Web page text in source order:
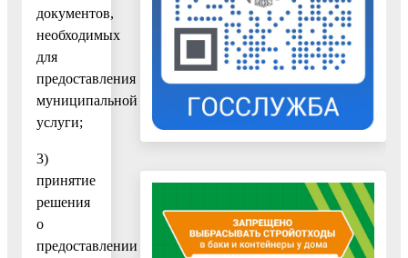
документов,
необходимых
для
предоставления
муниципальной
услуги;
3)
принятие
решения
о
предоставлении